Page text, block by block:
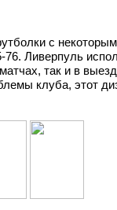
с
76. Ливерпуль
так и в
клуба, этот